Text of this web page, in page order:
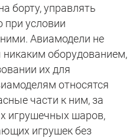
борту, управлять
условии
Авиамодели не
оборудованием,
их для
относятся
части к ним, за
игрушечных шаров,
игрушек без